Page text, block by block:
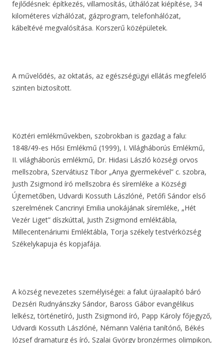
fejlődésnek: építkezés, villamosítás, úthálózat kiépítése, 34
kilométeres vízhálózat, gázprogram, telefonhálózat,
kábeltévé megvalósítása. Korszerű középületek.
A művelődés, az oktatás, az egészségügyi ellátás megfelelő
szinten biztosított.
Köztéri emlékművekben, szobrokban is gazdag a falu:
1848/49-es Hősi Emlékmű (1999), I. Világháborús Emlékmű,
II. világháborús emlékmű, Dr. Hidasi László községi orvos
mellszobra, Szervátiusz Tibor „Anya gyermekével” c. szobra,
Justh Zsigmond író mellszobra és síremléke a Községi
Újtemetőben, Udvardi Kossuth Lászlóné, Petőfi Sándor első
szerelmének Cancrinyi Emilia unokájának síremléke, „Hét
Vezér Liget” díszkúttal, Justh Zsigmond emléktábla,
Millecentenáriumi Emléktábla, Torja székely testvérközség
Székelykapuja és kopjafája.
A község nevezetes személyiségei: a falut újraalapító báró
Dezséri Rudnyánszky Sándor, Baross Gábor evangélikus
lelkész, történetíró, Justh Zsigmond író, Papp Károly főjegyző,
Udvardi Kossuth Lászlóné, Némann Valéria tanítónő, Békés
József dramaturg és író, Szalai György bronzérmes olimpikon,